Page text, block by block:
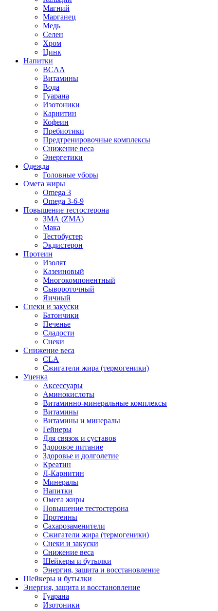
Магний
Марганец
Медь
Селен
Хром
Цинк
Напитки
BCAA
Витамины
Вода
Гуарана
Изотоники
Карнитин
Кофеин
Пребиотики
Предтренировочные комплексы
Снижение веса
Энергетики
Одежда
Головные уборы
Омега жиры
Omega 3
Omega 3-6-9
Повышение тестостерона
ЗМА (ZMA)
Мака
Тестобустер
Экдистерон
Протеин
Изолят
Казеиновый
Многокомпонентный
Сывороточный
Яичный
Снеки и закуски
Батончики
Печенье
Сладости
Снеки
Снижение веса
CLA
Сжигатели жира (термогеники)
Уценка
Аксессуары
Аминокислоты
Витаминно-минеральные комплексы
Витамины
Витамины и минералы
Гейнеры
Для связок и суставов
Здоровое питание
Здоровье и долголетие
Креатин
Л-Карнитин
Минералы
Напитки
Омега жиры
Повышение тестостерона
Протеины
Сахарозаменители
Сжигатели жира (термогеники)
Снеки и закуски
Снижение веса
Шейкеры и бутылки
Энергия, защита и восстановление
Шейкеры и бутылки
Энергия, защита и восстановление
Гуарана
Изотоники